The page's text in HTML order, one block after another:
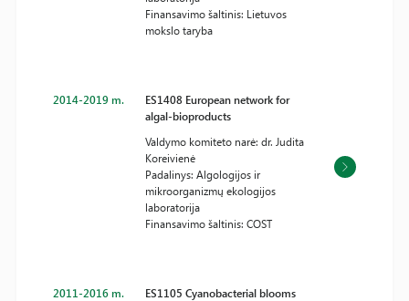
Finansavimo šaltinis: Lietuvos
mokslo taryba
2014-2019 m.
ES1408 European network for
algal-bioproducts
Valdymo komiteto narė: dr. Judita
Koreivienė
Padalinys: Algologijos ir
mikroorganizmų ekologijos
laboratorija
Finansavimo šaltinis: COST
2011-2016 m.
ES1105 Cyanobacterial blooms